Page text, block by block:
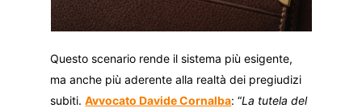
Questo scenario rende il sistema più esigente,
ma anche più aderente alla realtà dei pregiudizi
subiti.Avvocato Davide Cornalba: “La tutela del